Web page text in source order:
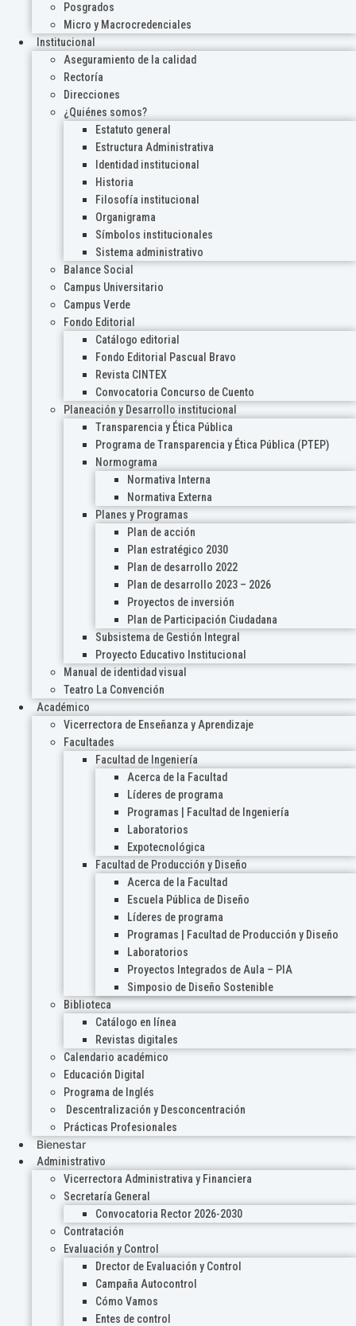
Posgrados
Micro y Macrocredenciales
Institucional
Aseguramiento de la calidad
Rectoría
Direcciones
¿Quiénes somos?
Estatuto general
Estructura Administrativa
Identidad institucional
Historia
Filosofía institucional
Organigrama
Símbolos institucionales
Sistema administrativo
Balance Social
Campus Universitario
Campus Verde
Fondo Editorial
Catálogo editorial
Fondo Editorial Pascual Bravo
Revista CINTEX
Convocatoria Concurso de Cuento
Planeación y Desarrollo institucional
Transparencia y Ética Pública
Programa de Transparencia y Ética Pública (PTEP)
Normograma
Normativa Interna
Normativa Externa
Planes y Programas
Plan de acción
Plan estratégico 2030
Plan de desarrollo 2022
Plan de desarrollo 2023 – 2026
Proyectos de inversión
Plan de Participación Ciudadana
Subsistema de Gestión Integral
Proyecto Educativo Institucional
Manual de identidad visual
Teatro La Convención
Académico
Vicerrectora de Enseñanza y Aprendizaje
Facultades
Facultad de Ingeniería
Acerca de la Facultad
Líderes de programa
Programas | Facultad de Ingeniería
Laboratorios
Expotecnológica
Facultad de Producción y Diseño
Acerca de la Facultad
Escuela Pública de Diseño
Líderes de programa
Programas | Facultad de Producción y Diseño
Laboratorios
Proyectos Integrados de Aula – PIA
Simposio de Diseño Sostenible
Biblioteca
Catálogo en línea
Revistas digitales
Calendario académico
Educación Digital
Programa de Inglés
Descentralización y Desconcentración
Prácticas Profesionales
Bienestar
Administrativo
Vicerrectora Administrativa y Financiera
Secretaría General
Convocatoria Rector 2026-2030
Contratación
Evaluación y Control
Drector de Evaluación y Control
Campaña Autocontrol
Cómo Vamos
Entes de control